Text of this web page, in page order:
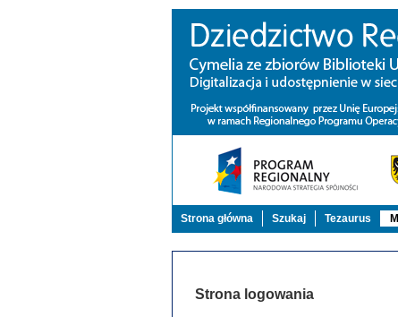
Strona główna Szukaj Tezaurus
Strona logowania